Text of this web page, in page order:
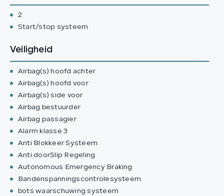
2
Start/stop systeem
Veiligheid
Airbag(s) hoofd achter
Airbag(s) hoofd voor
Airbag(s) side voor
Airbag bestuurder
Airbag passagier
Alarm klasse 3
Anti Blokkeer Systeem
Anti doorSlip Regeling
Autonomous Emergency Braking
Bandenspanningscontrolesysteem
bots waarschuwing systeem